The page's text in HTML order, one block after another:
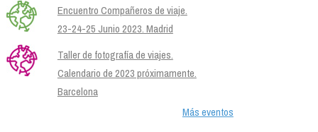
Encuentro Compañeros de viaje.
23-24-25 Junio 2023. Madrid
Taller de fotografía de viajes.
Calendario de 2023 próximamente.
Barcelona
Más eventos